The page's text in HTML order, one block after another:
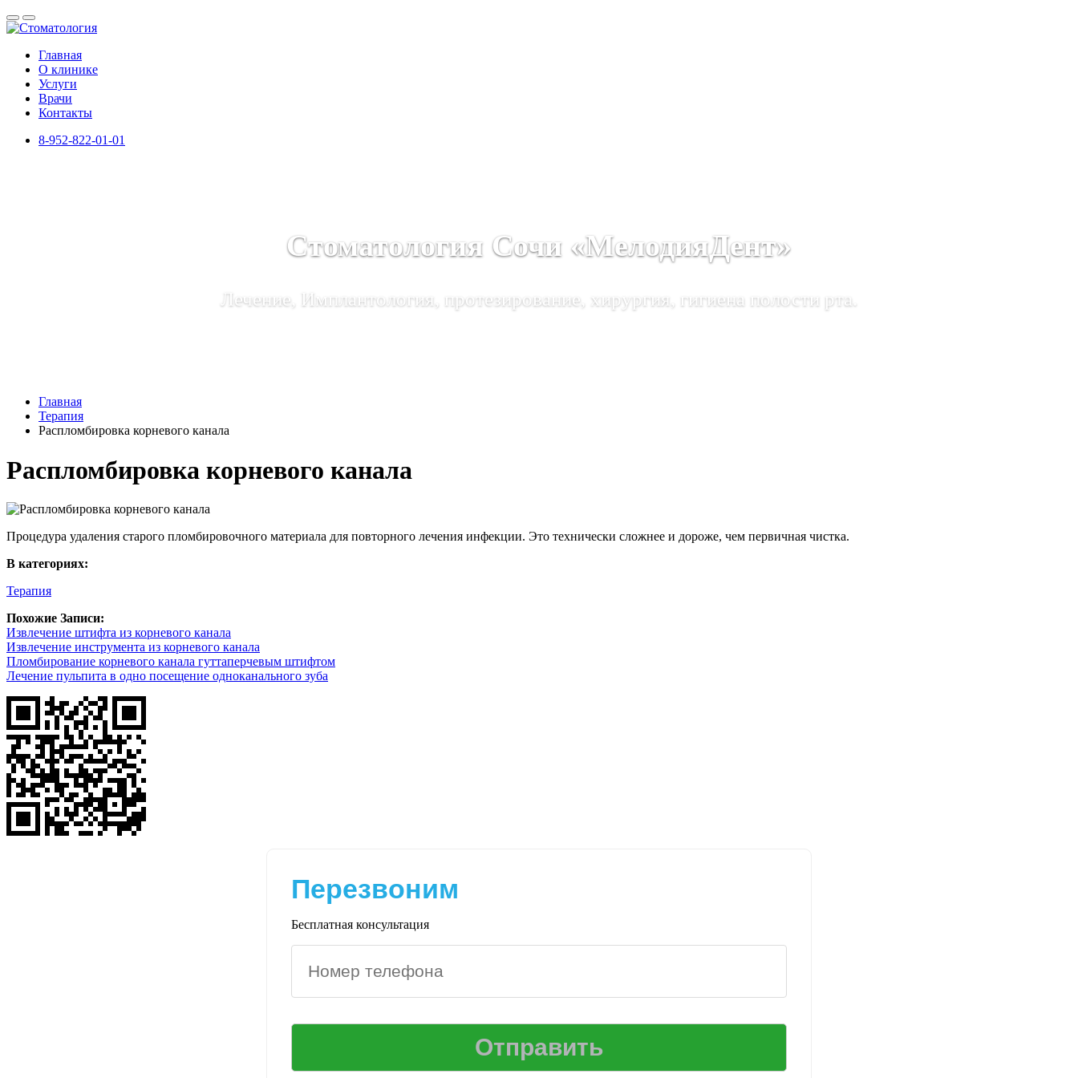
Главная
О клинике
Услуги
Врачи
Контакты
8-952-822-01-01
Стоматология Сочи «МелодияДент»
Лечение, Имплантология, протезирование, хирургия, гигиена полости рта.
Главная
Терапия
Распломбировка корневого канала
Распломбировка корневого канала
Процедура удаления старого пломбировочного материала для повторного лечения инфекции. Это технически сложнее и дороже, чем первичная чистка.
В категориях:
Терапия
Похожие Записи:
Извлечение штифта из корневого канала
Извлечение инструмента из корневого канала
Пломбирование корневого канала гуттаперчевым штифтом
Лечение пульпита в одно посещение одноканального зуба
Перезвоним
Бесплатная консультация